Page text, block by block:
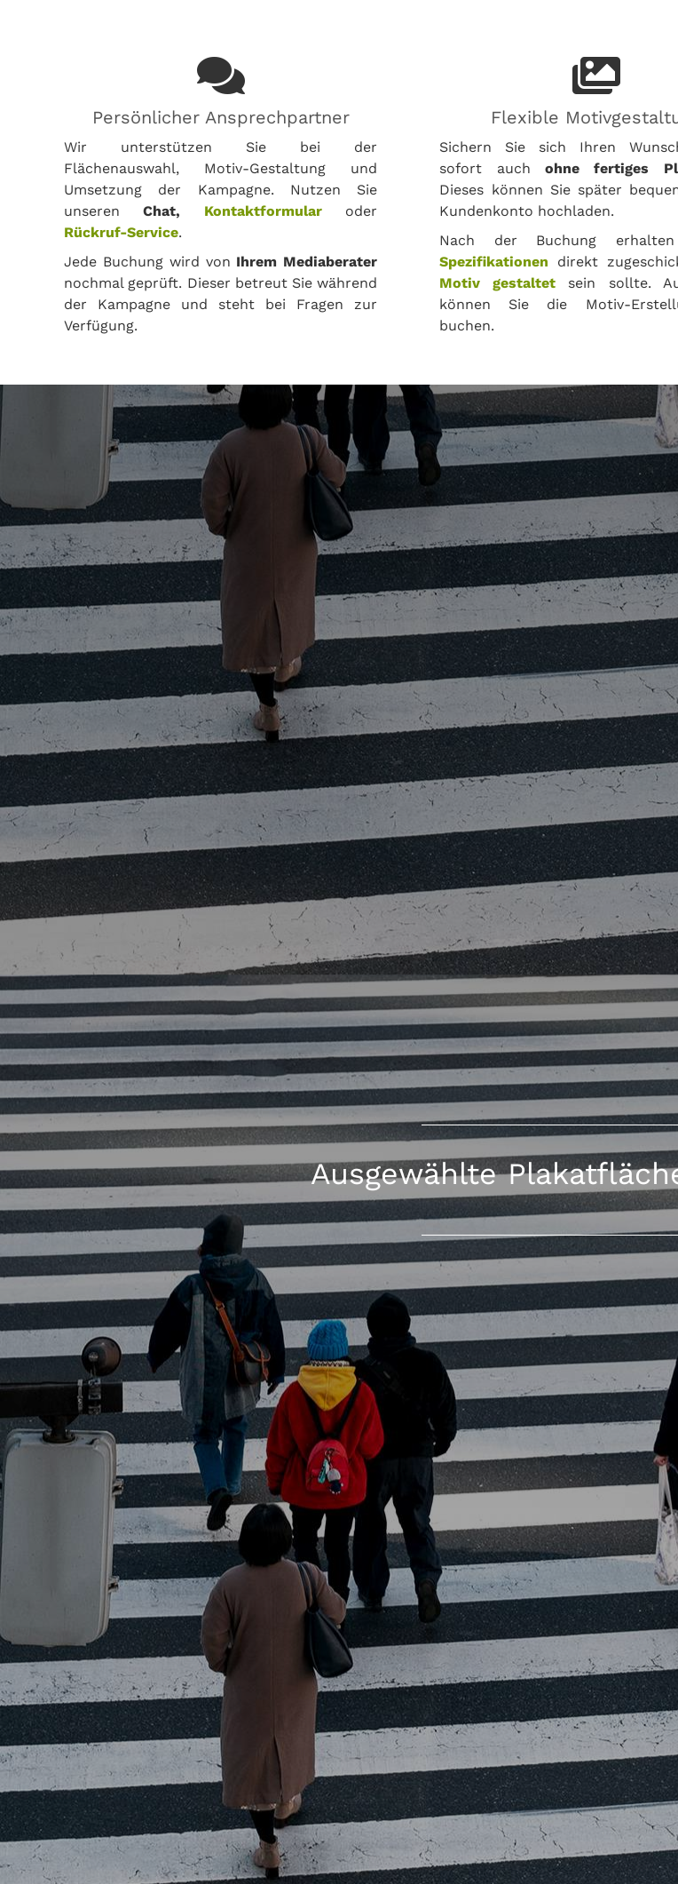
Persönlicher Ansprechpartner
Wir unterstützen Sie bei der
Flächenauswahl, Motiv-Gestaltung und
Umsetzung der Kampagne. Nutzen Sie
unserenChat, Kontaktformularoder
Rückruf-Service.
Jede Buchung wird von Ihrem Mediaberater
nochmal geprüft. Dieser betreut Sie während
der Kampagne und steht bei Fragen zur
Verfügung.
Flexible
Sichern Sie sich Ihren
sofort auch ohne fertiges
Dieses können Sie später
Kundenkonto hochladen.
Nach der Buchung
Spezifikationen direkt
Motiv gestaltet sein sollte.
können Sie die Motiv-
buchen.
Ausgewählte